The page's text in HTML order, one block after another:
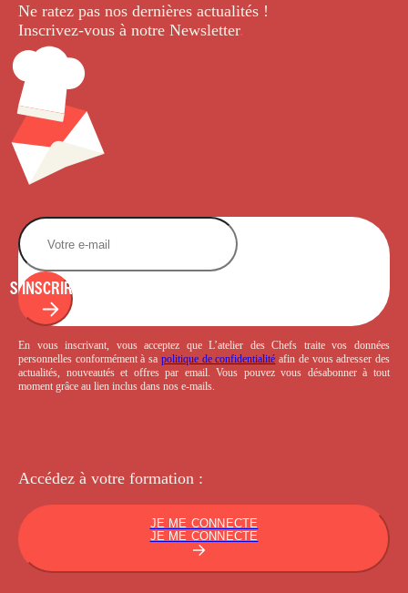
Ne ratez pas nos dernières actualités !
Inscrivez-vous à notre Newsletter.
S'INSCRIRE
En vous inscrivant, vous acceptez que L’atelier des Chefs traite vos données
personnelles conformément à sa politique de confidentialité afin de vous adresser des
actualités, nouveautés et offres par email. Vous pouvez vous désabonner à tout
moment grâce au lien inclus dans nos e-mails.
Accédez à votre formation :
JE ME CONNECTE
JE ME CONNECTE